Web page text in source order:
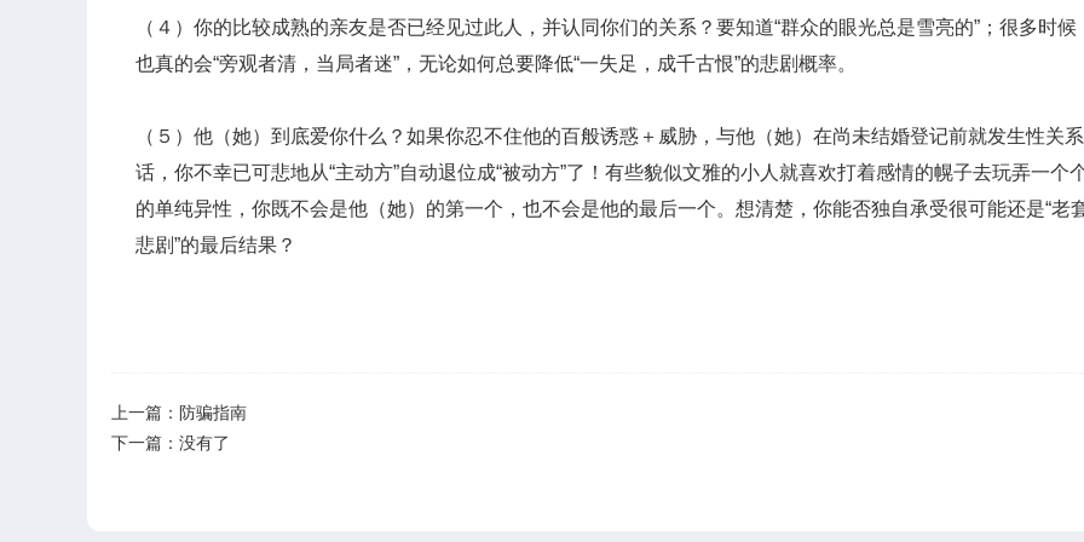
（４）你的比较成熟的亲友是否已经见过此人，并认同你们的关系？要知道“群众的眼光总是雪亮的”；很多时候
也真的会“旁观者清，当局者迷”，无论如何总要降低“一失足，成千古恨”的悲剧概率。
（５）他（她）到底爱你什么？如果你忍不住他的百般诱惑＋威胁，与他（她）在尚未结婚登记前就发生性关
话，你不幸已可悲地从“主动方”自动退位成“被动方”了！有些貌似文雅的小人就喜欢打着感情的幌子去玩弄一个
的单纯异性，你既不会是他（她）的第一个，也不会是他的最后一个。想清楚，你能否独自承受很可能还是“老
悲剧”的最后结果？
上一篇： 防骗指南
下一篇：没有了